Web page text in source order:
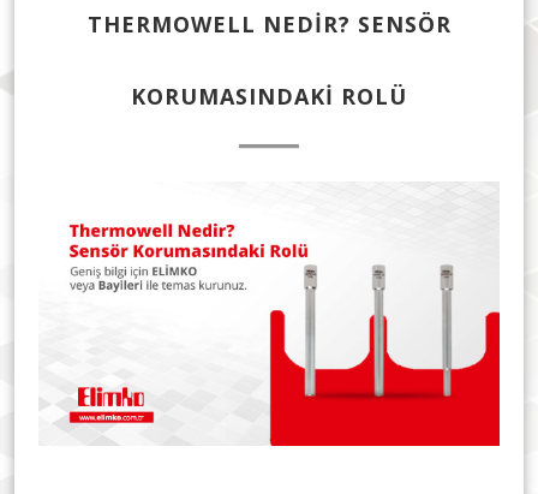
THERMOWELL NEDIR? SENSÖR
KORUMASINDAKI ROLÜ